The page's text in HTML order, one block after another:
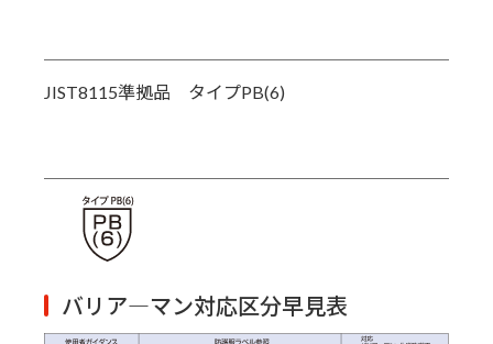
JIST8115準拠品 タイプPB(6)
バリア―マン対応区分早見表